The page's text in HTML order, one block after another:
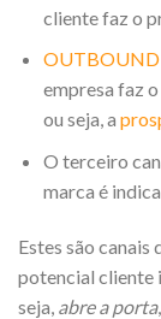
cliente faz o
empresa faz
ou seja, a
O terceiro
marca é
Estes são canais
potencial cliente
seja, abre a porta